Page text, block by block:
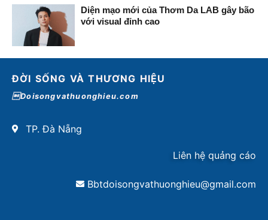
Diện mạo mới của Thơm Da LAB gây bão
với visual đỉnh cao
ĐỜI SỐNG VÀ THƯƠNG HIỆU
Doisongvathuonghieu.com
TP. Đà Nẵng
Liên hệ quảng cáo
Bbtdoisongvathuonghieu@gmail.com